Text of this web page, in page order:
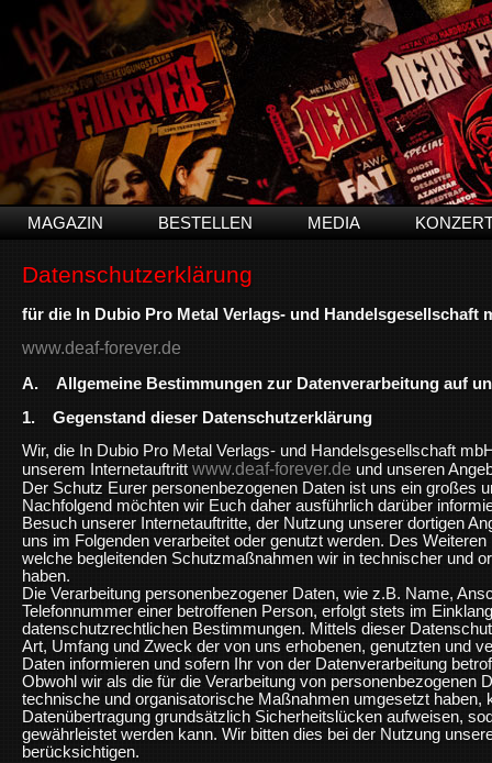
MAGAZIN BESTELLEN MEDIA
Datenschutzerklärung
für die In Dubio Pro Metal Verlags- und Handelsgesellschaft
www.deaf-forever.de
A. Allgemeine Bestimmungen zur Datenverarbeitung auf
1. Gegenstand dieser Datenschutzerklärung
Wir, die In Dubio Pro Metal Verlags- und Handelsgesellschaft
unserem Internetauftritt www.deaf-forever.de und unseren
Der Schutz Eurer personenbezogenen Daten ist uns ein großes
Nachfolgend möchten wir Euch daher ausführlich darüber
Besuch unserer Internetauftritte, der Nutzung unserer dortigen
uns im Folgenden verarbeitet oder genutzt werden. Des
welche begleitenden Schutzmaßnahmen wir in technischer und
haben.
Die Verarbeitung personenbezogener Daten, wie z.B. Name,
Telefonnummer einer betroffenen Person, erfolgt stets im
datenschutzrechtlichen Bestimmungen. Mittels dieser
Art, Umfang und Zweck der von uns erhobenen, genutzten und
Daten informieren und sofern Ihr von der Datenverarbeitung
Obwohl wir als die für die Verarbeitung von personenbezogenen
technische und organisatorische Maßnahmen umgesetzt haben,
Datenübertragung grundsätzlich Sicherheitslücken aufweisen,
gewährleistet werden kann. Wir bitten dies bei der Nutzung
berücksichtigen.